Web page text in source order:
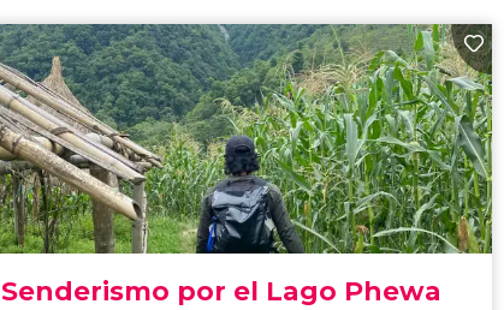
Senderismo por el Lago Phewa